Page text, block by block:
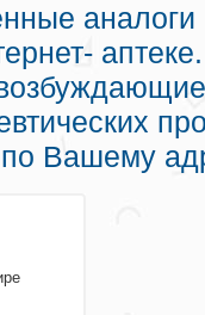
по Вашему